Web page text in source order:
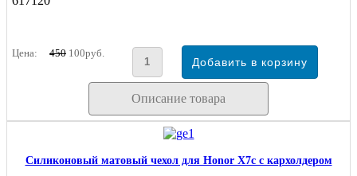
Цена: 450 100руб.
Описание товара
Силиконовый матовый чехол для Honor X7c с кархолдером